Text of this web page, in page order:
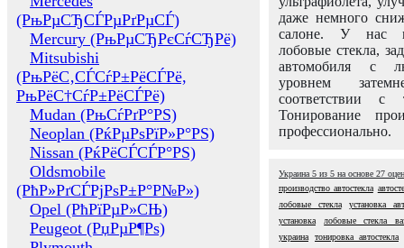
(РњРµСЂСЃРµРґРµСЃ)
Mercury (РњРµСЂРєСѓСЂРё)
Mitsubishi
(РњРёС‚СЃСѓР±РёСЃРё,
РњРёС†СѓР±РёСЃРё)
Mudan (РњСѓРґР°РЅ)
Neoplan (РќРµРѕРїР»Р°РЅ)
Nissan (РќРёСЃСЃР°РЅ)
Oldsmobile
(РћР»РґСЃРјРѕР±Р°Р№Р»)
Opel (РћРїРµР»СЊ)
Peugeot (РџРµР¶Рѕ)
даже немного
салоне. У нас
лобовые стекла,
автомобиля с
уровнем
соответствии с
Тонирование
профессионально.
Украина 5 из 5 на основе 27
производство автостекла
лобовые стекла
установка
установка
лобовые стекла
украина
тонировка автостекла